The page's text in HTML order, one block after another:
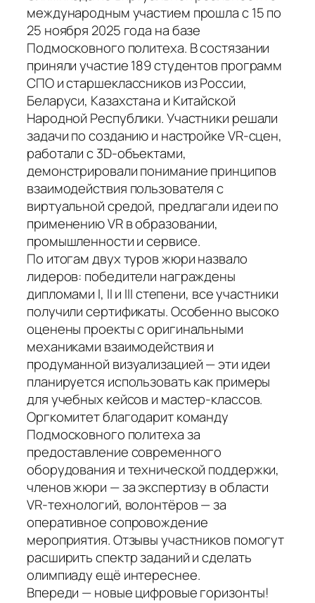
международным участием прошла с 15 по
25 ноября 2025 года на базе
Подмосковного политеха. В состязании
приняли участие 189 студентов программ
СПО и старшеклассников из России,
Беларуси, Казахстана и Китайской
Народной Республики. Участники решали
задачи по созданию и настройке VR-сцен,
работали с 3D-объектами,
демонстрировали понимание принципов
взаимодействия пользователя с
виртуальной средой, предлагали идеи по
применению VR в образовании,
промышленности и сервисе.
По итогам двух туров жюри назвало
лидеров: победители награждены
дипломами I, II и III степени, все участники
получили сертификаты. Особенно высоко
оценены проекты с оригинальными
механиками взаимодействия и
продуманной визуализацией — эти идеи
планируется использовать как примеры
для учебных кейсов и мастер-классов.
Оргкомитет благодарит команду
Подмосковного политеха за
предоставление современного
оборудования и технической поддержки,
членов жюри — за экспертизу в области
VR-технологий, волонтёров — за
оперативное сопровождение
мероприятия. Отзывы участников помогут
расширить спектр заданий и сделать
олимпиаду ещё интереснее.
Впереди — новые цифровые горизонты!